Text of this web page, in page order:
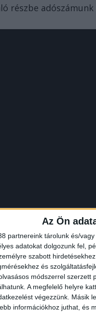
Az Ön
partnereink tárolunk és/
adatokat dolgozunk fel,
szabott
és
módszerrel szerzett
A megfelelő helyre
végezzünk. Másik
információkhoz juthat, és
részbe
az adó 1
újabb és újabb